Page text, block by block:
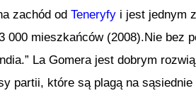
zachód od Teneryfy i jest jednym
000 mieszkańców (2008).Nie bez
La Gomera jest dobrym
partii, które są plagą na